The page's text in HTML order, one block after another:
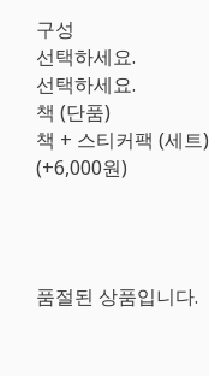
구성
선택하세요.
선택하세요.
책 (단품)
책 + 스티커팩 (세트)
(+6,000원)
품절된 상품입니다.